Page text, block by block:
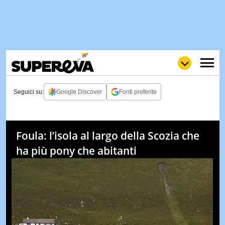
WOW
POP
NEWS
STORIE
VIDEO
& TV
QUIZ
Seguici su: Google Discover Fonti preferite
Foula: l’isola al largo della Scozia che
ha più pony che abitanti